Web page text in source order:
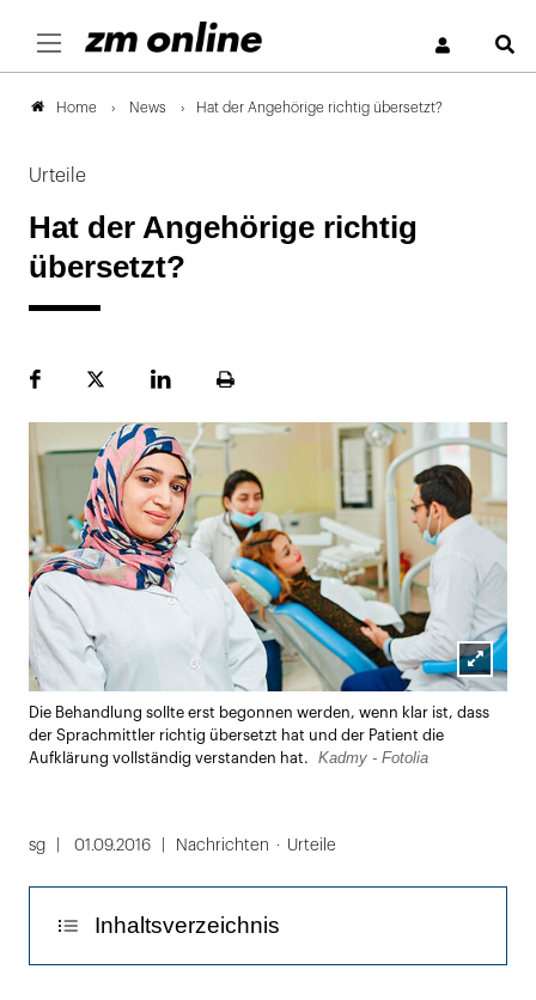
Home News Hat der Angehörige richtig übersetzt?
Urteile
Hat der Angehörige richtig
übersetzt?
FacebookPlattformLinekdInSeite
Lightbox
öffnen
Die Behandlung sollte erst begonnen werden, wenn klar ist, dass
der Sprachmittler richtig übersetzt hat und der Patient die
Aufklärung vollständig verstanden hat.
Kadmy - Fotolia
sg 01.09.2016 Nachrichten Urteile
Inhaltsverzeichnis